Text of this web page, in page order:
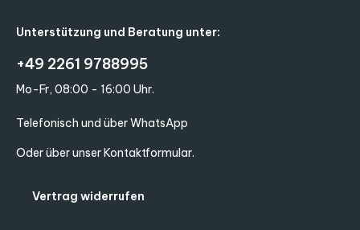
Unterstützung und Beratung unter:
+49 2261 9788995
Mo-Fr, 08:00 - 16:00 Uhr.
Telefonisch und über WhatsApp
Oder über unserKontaktformular.
Vertrag widerrufen